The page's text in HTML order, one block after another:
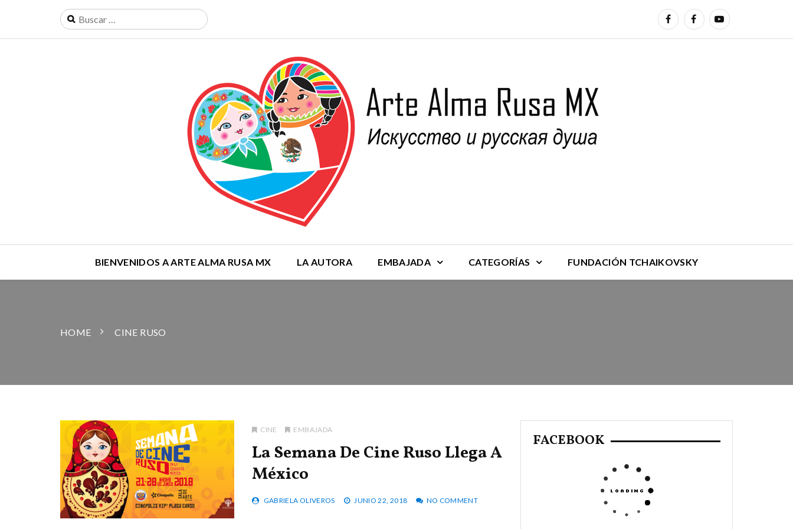
BIENVENIDOS A ARTE ALMA RUSA MX LA AUTORA EMBAJADA CATEGORÍAS FUNDACIÓN TCHAIKOVSKY
HOME CINE RUSO
CINE EMBAJADA
La Semana De Cine Ruso Llega A
México
GABRIELA OLIVEROS JUNIO 22, 2018 NO COMMENT
FACEBOOK